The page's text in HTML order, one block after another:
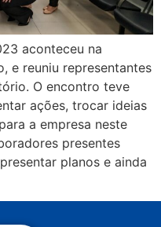
aconteceu na
e reuniu representantes
O encontro teve
ações, trocar ideias
a empresa neste
presentes
planos e ainda